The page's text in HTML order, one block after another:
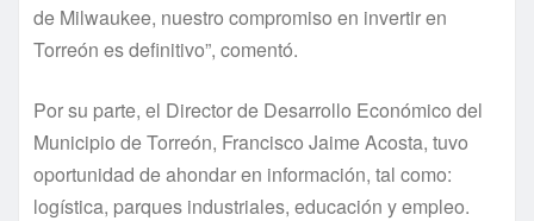
de Milwaukee, nuestro compromiso en invertir en
Torreón es definitivo”, comentó.
Por su parte, el Director de Desarrollo Económico del
Municipio de Torreón, Francisco Jaime Acosta, tuvo
oportunidad de ahondar en información, tal como:
logística, parques industriales, educación y empleo.